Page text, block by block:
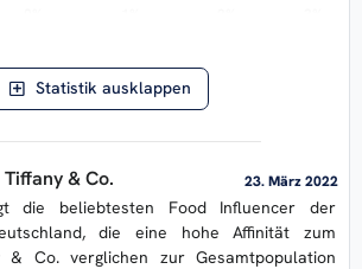
Statistik ausklappen
& Co. 23. März 2022
die beliebtesten Food Influencer der
die eine hohe Affinität zum
& Co. verglichen zur Gesamtpopulation